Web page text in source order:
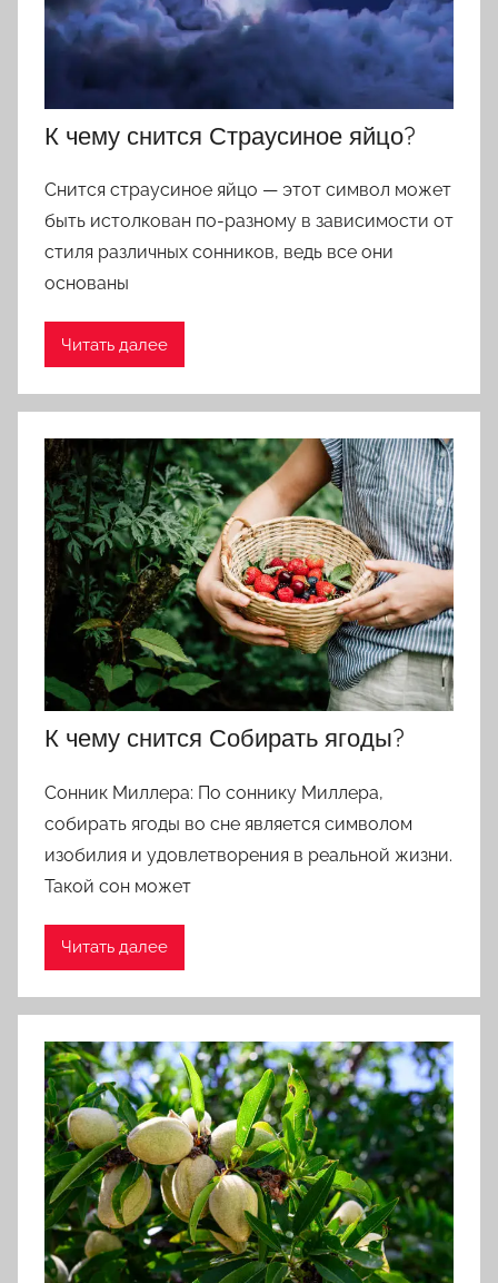
К чему снится Страусиное яйцо?
Снится страусиное яйцо — этот символ может
быть истолкован по-разному в зависимости от
стиля различных сонников, ведь все они
основаны
Читать далее
К чему снится Собирать ягоды?
Сонник Миллера: По соннику Миллера,
собирать ягоды во сне является символом
изобилия и удовлетворения в реальной жизни.
Такой сон может
Читать далее